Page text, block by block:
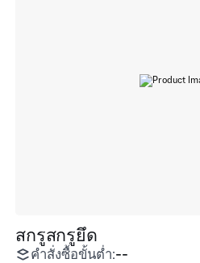
สกรูสกรูยึด
คำสั่งซื้อขั้นต่ำ:--